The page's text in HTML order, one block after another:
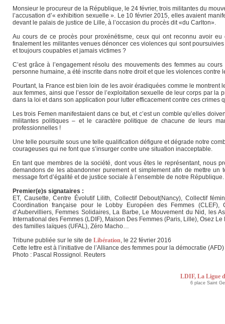
Monsieur le procureur de la République, le 24 février, trois militantes du
l’accusation d’« exhibition sexuelle ». Le 10 février 2015, elles avaient
devant le palais de justice de Lille, à l’occasion du procès dit «du Carlton».
Au cours de ce procès pour proxénétisme, ceux qui ont reconnu avoir
finalement les militantes venues dénoncer ces violences qui sont
et toujours coupables et jamais victimes ?
C’est grâce à l’engagement résolu des mouvements des femmes au
personne humaine, a été inscrite dans notre droit et que les violences
Pourtant, la France est bien loin de les avoir éradiquées comme le
aux femmes, ainsi que l’essor de l’exploitation sexuelle de leur corps par
dans la loi et dans son application pour lutter efficacement contre ces crimes
Les trois Femen manifestaient dans ce but, et c’est un comble qu’elles
militantes politiques – et le caractère politique de chacune de leurs
professionnelles !
Une telle poursuite sous une telle qualification défigure et dégrade notre
courageuses qui ne font que s’insurger contre une situation inacceptable.
En tant que membres de la société, dont vous êtes le représentant, nous
demandons de les abandonner purement et simplement afin de mettre
message fort d’égalité et de justice sociale à l’ensemble de notre République.
Premier(e)s signataires :
ET, Causette, Centre Évolutif Lilith, Collectif Debout(Nancy), Collectif
Coordination française pour le Lobby Européen des Femmes (CLEF),
d’Aubervilliers, Femmes Solidaires, La Barbe, Le Mouvement du Nid, les
International des Femmes (LDIF), Maison Des Femmes (Paris, Lille), Osez
des familles laïques (UFAL), Zéro Macho…
Tribune publiée sur le site de Libération, le 22 février 2016
Cette lettre est à l’initiative de l’Alliance des femmes pour la démocratie
Photo : Pascal Rossignol. Reuters
LDIF, La Ligue
6 place Saint